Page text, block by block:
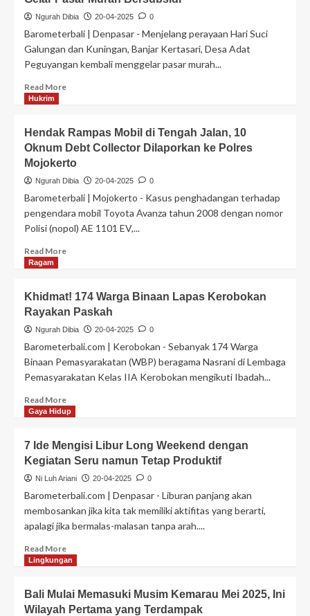
Ngurah Dibia 20-04-2025 0
Barometerbali | Denpasar - Menjelang perayaan Hari Suci
Galungan dan Kuningan, Banjar Kertasari, Desa Adat
Peguyangan kembali menggelar pasar murah...
Read More
Hukrim
Hendak Rampas Mobil di Tengah Jalan, 10
Oknum Debt Collector Dilaporkan ke Polres
Mojokerto
Ngurah Dibia 20-04-2025 0
Barometerbali | Mojokerto - Kasus penghadangan terhadap
pengendara mobil Toyota Avanza tahun 2008 dengan nomor
Polisi (nopol) AE 1101 EV,...
Read More
Ragam
Khidmat! 174 Warga Binaan Lapas Kerobokan
Rayakan Paskah
Ngurah Dibia 20-04-2025 0
Barometerbali.com | Kerobokan - Sebanyak 174 Warga
Binaan Pemasyarakatan (WBP) beragama Nasrani di Lembaga
Pemasyarakatan Kelas IIA Kerobokan mengikuti Ibadah...
Read More
Gaya Hidup
7 Ide Mengisi Libur Long Weekend dengan
Kegiatan Seru namun Tetap Produktif
Ni Luh Ariani 20-04-2025 0
Barometerbali.com | Denpasar - Liburan panjang akan
membosankan jika kita tak memiliki aktifitas yang berarti,
apalagi jika bermalas-malasan tanpa arah....
Read More
Lingkungan
Bali Mulai Memasuki Musim Kemarau Mei 2025, Ini
Wilayah Pertama yang Terdampak